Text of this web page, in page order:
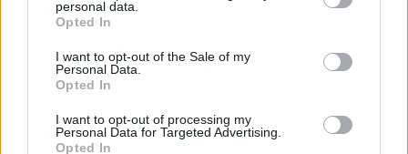
grant or deny consent to Google and its third-party tags to
use your data for below specified purposes in below Google
consent section.
personal data.
Opted In
I want to opt-out of the Sale of my
Personal Data.
Opted In
I want to opt-out of processing my
Personal Data for Targeted Advertising.
Opted In
prospettive per ulteriori miglioramenti.
AUTORE
Andrea Innocenti ha coordinato dall'estero il